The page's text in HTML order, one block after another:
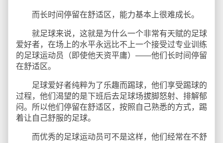
而长时间停留在舒适区，能力基本上很难成长。
就足球来说，这就是为什么一个非常有天赋的足球
爱好者，在场上的水平永远比不上一个接受过专业训练
的足球运动员（即使他天资平庸）——他们长时间停留
在舒适区。
足球爱好者纯粹为了乐趣而踢球，他们享受踢球的
过程，他们渴望的是下班后去足球场拔脚怒射、排解郁
闷。所以他们停留在舒适区，按照自己熟悉的方式，踢
着让自己舒服的足球。
而优秀的足球运动员可不是这样，他们经常在不舒